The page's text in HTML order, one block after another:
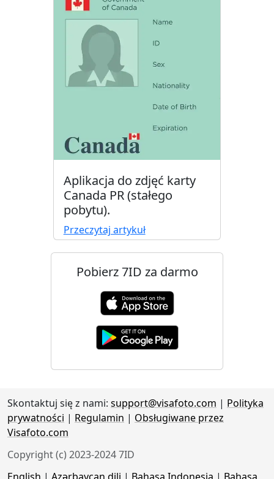
Aplikacja do zdjęć karty
Canada PR (stałego
pobytu).
Przeczytaj artykuł
Pobierz 7ID za darmo
Skontaktuj się z nami: support@visafoto.com | Polityka
prywatności | Regulamin | Obsługiwane przez
Visafoto.com
Copyright (c) 2023-2024 7ID